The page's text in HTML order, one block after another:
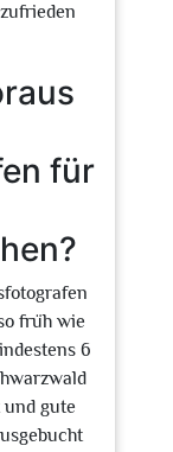
für
früh wie
6
gute